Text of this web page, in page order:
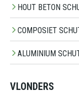
HOUT BETON
COMPOSIET
ALUMINIUM
VLONDERS